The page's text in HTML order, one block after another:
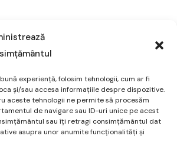
experiență, folosim tehnologii, cum ar fi
și/sau accesa informațiile despre dispozitive.
aceste tehnologii ne permite să procesăm
de navigare sau ID-uri unice pe acest
sau îți retragi consimțământul dat
asupra unor anumite funcționalități și